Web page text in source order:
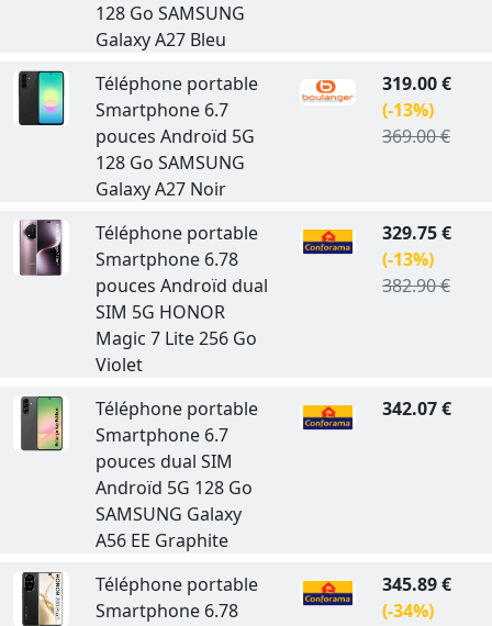
128 Go SAMSUNG
Galaxy A27 Bleu
Téléphone portable
Smartphone 6.7
pouces Androïd 5G
128 Go SAMSUNG
Galaxy A27 Noir
319.00 €
(-13%)
369.00 €
Téléphone portable
Smartphone 6.78
pouces Androïd dual
SIM 5G HONOR
Magic 7 Lite 256 Go
Violet
329.75 €
(-13%)
382.90 €
Téléphone portable
Smartphone 6.7
pouces dual SIM
Androïd 5G 128 Go
SAMSUNG Galaxy
A56 EE Graphite
342.07 €
Téléphone portable
Smartphone 6.78
345.89 €
(-34%)